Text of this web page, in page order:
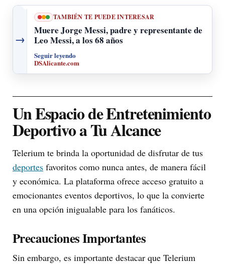
→
TAMBIÉN TE PUEDE INTERESAR
Muere Jorge Messi, padre y representante de
Leo Messi, a los 68 años
Seguir leyendo
DSAlicante.com
Un Espacio de Entretenimiento
Deportivo a Tu Alcance
Telerium te brinda la oportunidad de disfrutar de tus
deportes favoritos como nunca antes, de manera fácil
y económica. La plataforma ofrece acceso gratuito a
emocionantes eventos deportivos, lo que la convierte
en una opción inigualable para los fanáticos.
Precauciones Importantes
Sin embargo, es importante destacar que Telerium